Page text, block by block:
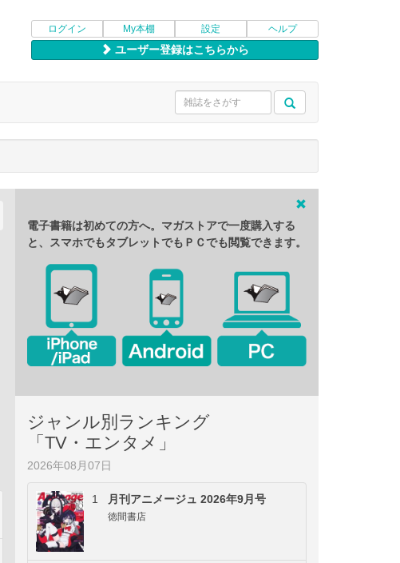
ログイン My本棚 設定 ヘルプ
ユーザー登録はこちらから
電子書籍は初めての方へ。マガストアで一度購入する
と、スマホでもタブレットでもＰＣでも閲覧できます。
ジャンル別ランキング
「TV・エンタメ」
2026年08月07日
1 月刊アニメージュ 2026年9月号
徳間書店